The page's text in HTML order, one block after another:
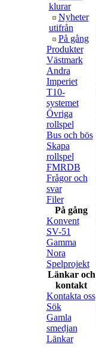
klurar
Nyheter
utifrån
På gång
Produkter
Västmark
Andra
Imperiet
T10-
systemet
Övriga
rollspel
Bus och bös
Skapa
rollspel
FMRDB
Frågor och
svar
Filer
På gång
Konvent
SV-51
Gamma
Nora
Spelprojekt
Länkar och
kontakt
Kontakta oss
Sök
Gamla
smedjan
Länkar